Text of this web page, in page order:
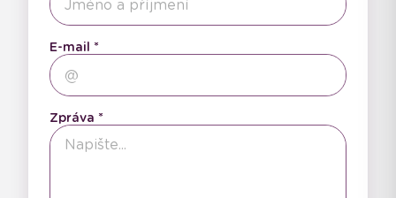
E-mail
Zpráva